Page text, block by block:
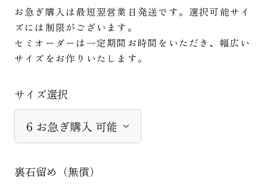
お急ぎ購入は最短翌営業日発送です。選択可能サイ
ズには制限がございます。
セミオーダーは一定期間お時間をいただき、幅広い
サイズをお作りいたします。
サイズ選択
裏石留め（無償）